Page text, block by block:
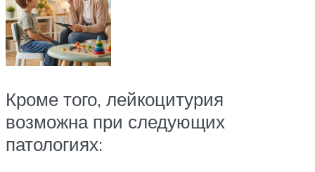
Кроме того, лейкоцитурия
возможна при следующих
патологиях: